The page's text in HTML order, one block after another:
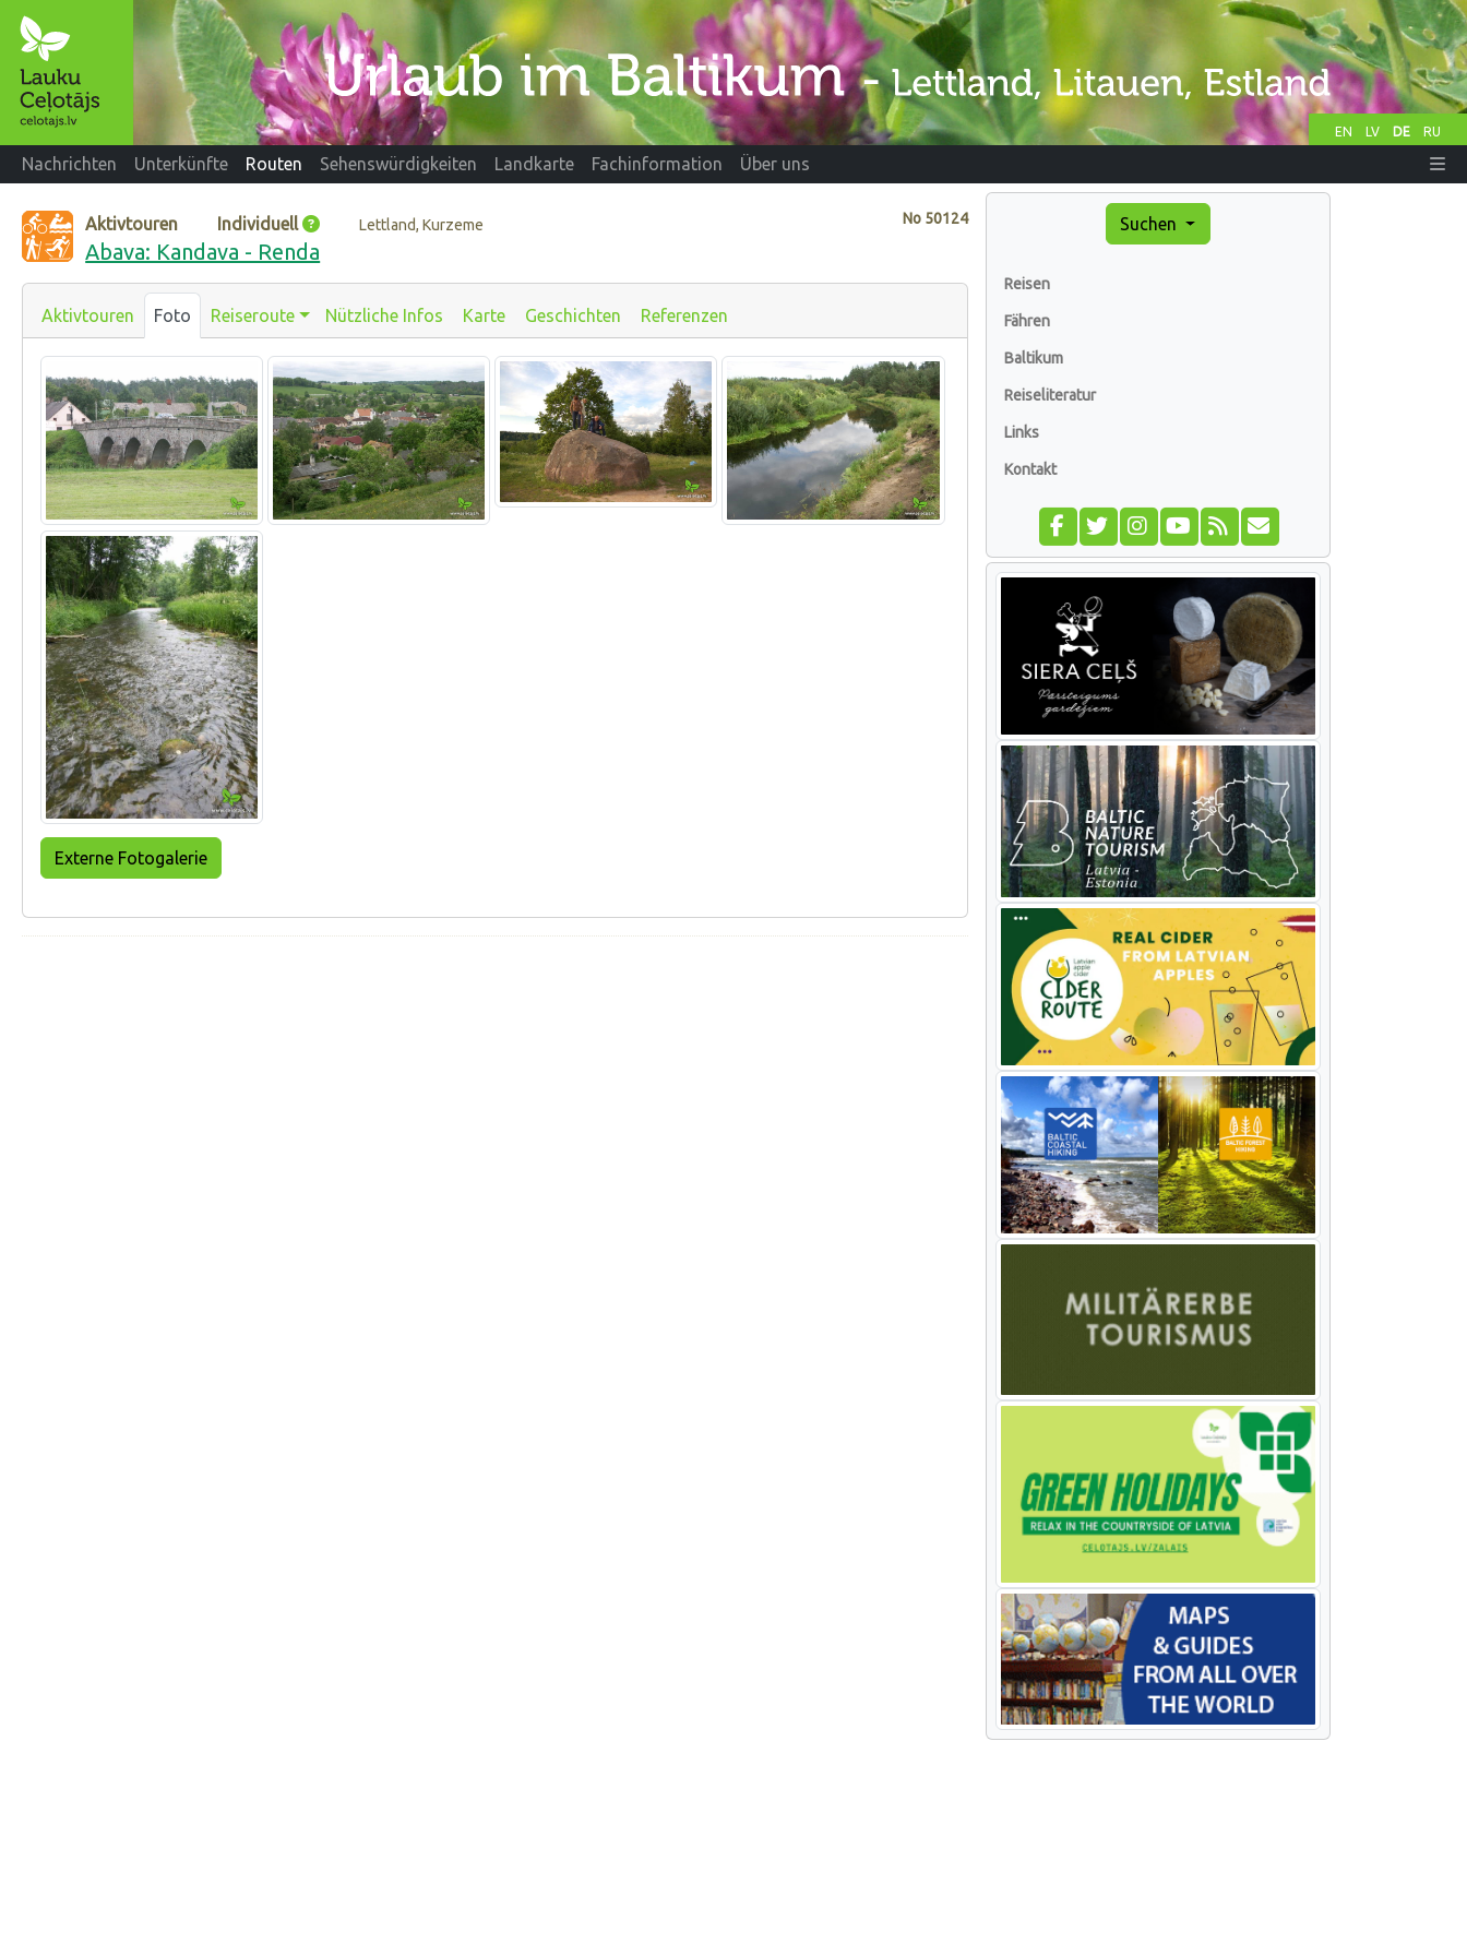
EN LV DE RU
Nachrichten Unterkünfte Routen Sehenswürdigkeiten Landkarte Fachinformation Über uns
No 50124
Aktivtouren Individuell Lettland, Kurzeme
Abava: Kandava - Renda
Aktivtouren Foto Reiseroute Nützliche Infos Karte Geschichten Referenzen
Externe Fotogalerie
Suchen
Reisen
Fähren
Baltikum
Reiseliteratur
Links
Kontakt